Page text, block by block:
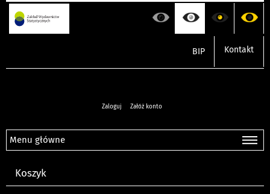
BIP Kontakt
Zaloguj Załóż konto
Menu główne
Koszyk